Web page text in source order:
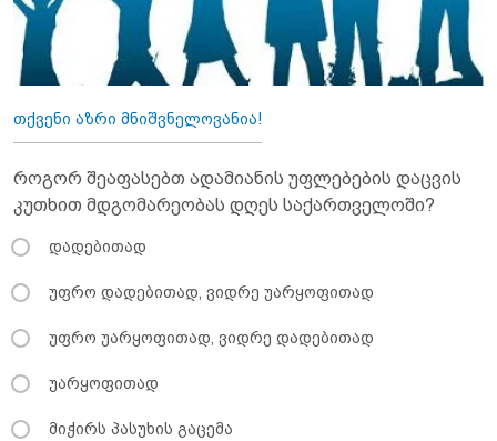
თქვენი აზრი მნიშვნელოვანია!
როგორ შეაფასებთ ადამიანის უფლებების დაცვის
კუთხით მდგომარეობას დღეს საქართველოში?
დადებითად
უფრო დადებითად, ვიდრე უარყოფითად
უფრო უარყოფითად, ვიდრე დადებითად
უარყოფითად
მიჭირს პასუხის გაცემა